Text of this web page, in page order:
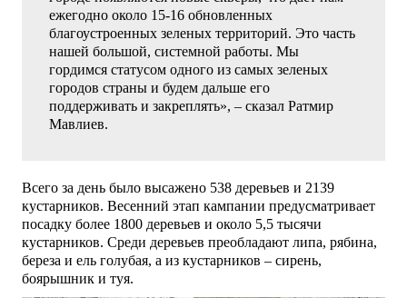
ежегодно около 15-16 обновленных
благоустроенных зеленых территорий. Это часть
нашей большой, системной работы. Мы
гордимся статусом одного из самых зеленых
городов страны и будем дальше его
поддерживать и закреплять», – сказал Ратмир
Мавлиев.
Всего за день было высажено 538 деревьев и 2139
кустарников. Весенний этап кампании предусматривает
посадку более 1800 деревьев и около 5,5 тысячи
кустарников. Среди деревьев преобладают липа, рябина,
береза и ель голубая, а из кустарников – сирень,
боярышник и туя.